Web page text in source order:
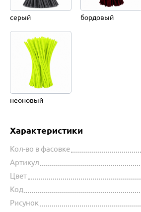
серый бордовый
неоновый
Характеристики
Кол-во в фасовке
Артикул
Цвет
Код
Рисунок